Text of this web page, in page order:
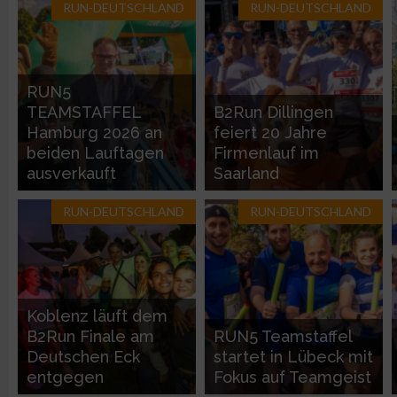
RUN-DEUTSCHLAND
RUN5
TEAMSTAFFEL
Hamburg 2026 an
beiden Lauftagen
ausverkauft
RUN-DEUTSCHLAND
B2Run Dillingen
feiert 20 Jahre
Firmenlauf im
Saarland
RUN-DEUTSCHLAND
Koblenz läuft dem
B2Run Finale am
Deutschen Eck
entgegen
RUN-DEUTSCHLAND
RUN5 Teamstaffel
startet in Lübeck mit
Fokus auf Teamgeist
Geräte anhand von aktiv angeforderten Informationen
Nicht-IAB-Verarbeitungszwecke:
Notwendig
Performance
Funktional
Werbung